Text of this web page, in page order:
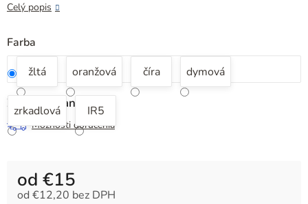
Celý popis
Farba
žltá
oranžová číra dymová
zrkadlová IR5
Zvoľte variant
Možnosti doručenia
od €15
od €12,20 bez DPH